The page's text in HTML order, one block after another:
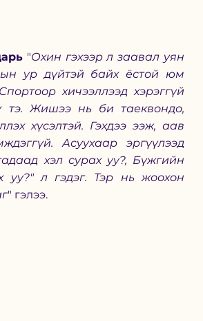
"Охин гэхээр л заавал уян
ур дүйтэй байх ёстой юм
хичээллээд хэрэггүй
тэ. Жишээ нь би таеквондо,
хүсэлтэй. Гэхдээ ээж, аав
Асуухаар эргүүлээд
хэл сурах уу?, Бүжгийн
уу?" л гэдэг. Тэр нь жоохон
" гэлээ.